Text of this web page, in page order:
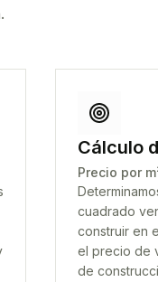
Cálculo
Precio por
cuadrado
construir en
el precio de
de